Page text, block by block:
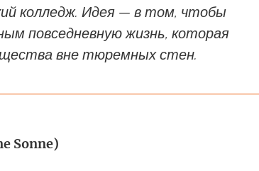
колледж. Идея — в том, чтобы
повседневную жизнь, которая
вне тюремных стен.
Sonne)